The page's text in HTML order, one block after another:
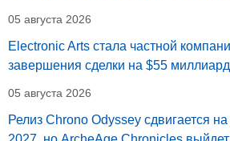
05 августа 2026
Electronic Arts стала частной
завершения сделки на $55
05 августа 2026
Релиз Chrono Odyssey сдвигается